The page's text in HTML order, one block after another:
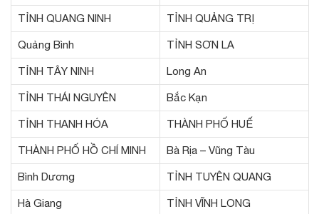
TỈNH QUANG NINH TỈNH QUẢNG TRỊ
Quảng Bình TỈNH SƠN LA
TỈNH TÂY NINH Long An
TỈNH THÁI NGUYÊN Bắc Kạn
TỈNH THANH HÓA THÀNH PHỐ HUẾ
THÀNH PHỐ HỒ CHÍ MINH Bà Rịa – Vũng Tàu
Bình Dương TỈNH TUYÊN QUANG
Hà Giang TỈNH VĨNH LONG